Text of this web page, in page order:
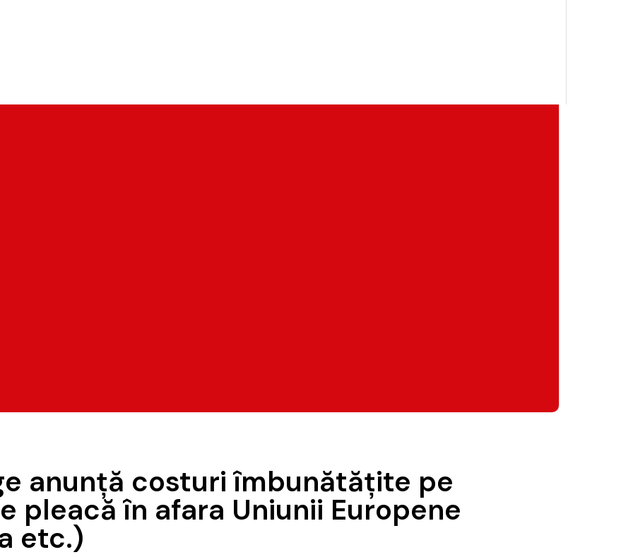
anunţă costuri îmbunătăţite pe
pleacă în afara Uniunii Europene
etc.)